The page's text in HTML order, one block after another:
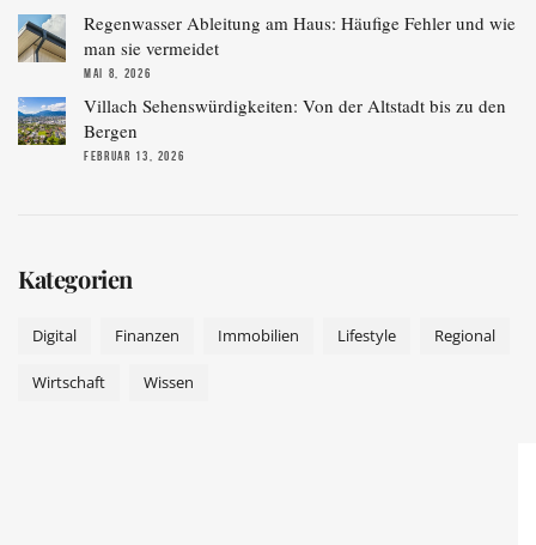
Regenwasser Ableitung am Haus: Häufige Fehler und wie
man sie vermeidet
MAI 8, 2026
Villach Sehenswürdigkeiten: Von der Altstadt bis zu den
Bergen
FEBRUAR 13, 2026
Kategorien
Digital Finanzen Immobilien Lifestyle Regional
Wirtschaft Wissen